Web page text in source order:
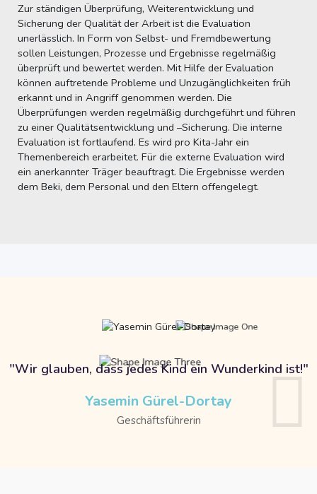
Zur ständigen Überprüfung, Weiterentwicklung und
Sicherung der Qualität der Arbeit ist die Evaluation
unerlässlich. In Form von Selbst- und Fremdbewertung
sollen Leistungen, Prozesse und Ergebnisse regelmäßig
überprüft und bewertet werden. Mit Hilfe der Evaluation
können auftretende Probleme und Unzugänglichkeiten früh
erkannt und in Angriff genommen werden. Die
Überprüfungen werden regelmäßig durchgeführt und führen
zu einer Qualitätsentwicklung und –Sicherung. Die interne
Evaluation ist fortlaufend. Es wird pro Kita-Jahr ein
Themenbereich erarbeitet. Für die externe Evaluation wird
ein anerkannter Träger beauftragt. Die Ergebnisse werden
dem Beki, dem Personal und den Eltern offengelegt.
"Wir glauben, dass jedes Kind ein Wunderkind ist!"
Yasemin Gürel-Dortay
Geschäftsführerin